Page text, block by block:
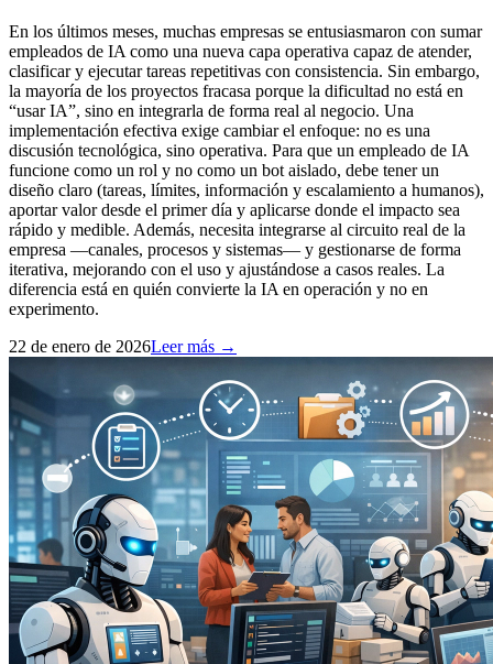
En los últimos meses, muchas empresas se entusiasmaron con sumar
empleados de IA como una nueva capa operativa capaz de atender,
clasificar y ejecutar tareas repetitivas con consistencia. Sin embargo,
la mayoría de los proyectos fracasa porque la dificultad no está en
“usar IA”, sino en integrarla de forma real al negocio. Una
implementación efectiva exige cambiar el enfoque: no es una
discusión tecnológica, sino operativa. Para que un empleado de IA
funcione como un rol y no como un bot aislado, debe tener un
diseño claro (tareas, límites, información y escalamiento a humanos),
aportar valor desde el primer día y aplicarse donde el impacto sea
rápido y medible. Además, necesita integrarse al circuito real de la
empresa —canales, procesos y sistemas— y gestionarse de forma
iterativa, mejorando con el uso y ajustándose a casos reales. La
diferencia está en quién convierte la IA en operación y no en
experimento.
22 de enero de 2026Leer más →